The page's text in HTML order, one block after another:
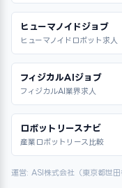
ヒューマノイドジョブ
ヒューマノイドロボット求人
フィジカルAIジョブ
フィジカルAI業界求人
ロボットリースナビ
産業ロボットリース比較
運営: ASI株式会社（東京都世田